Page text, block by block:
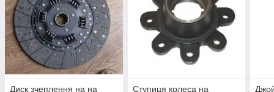
Диск зчеплення на на
Ступиця колеса на